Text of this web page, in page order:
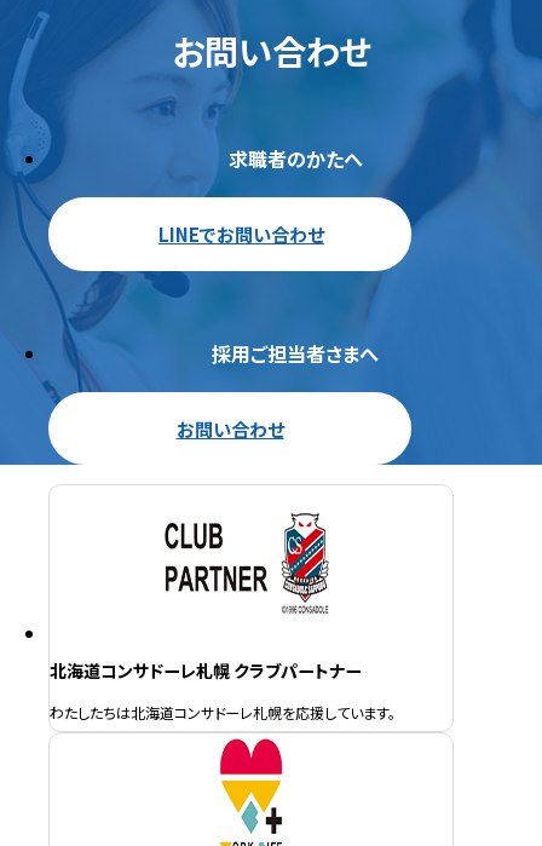
お問い合わせ
求職者のかたへ
LINEでお問い合わせ
採用ご担当者さまへ
お問い合わせ
北海道コンサドーレ札幌 クラブパートナー
わたしたちは北海道コンサドーレ札幌を応援しています。